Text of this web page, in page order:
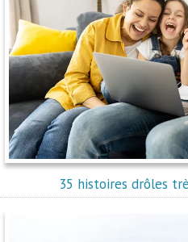
35 histoires drôles